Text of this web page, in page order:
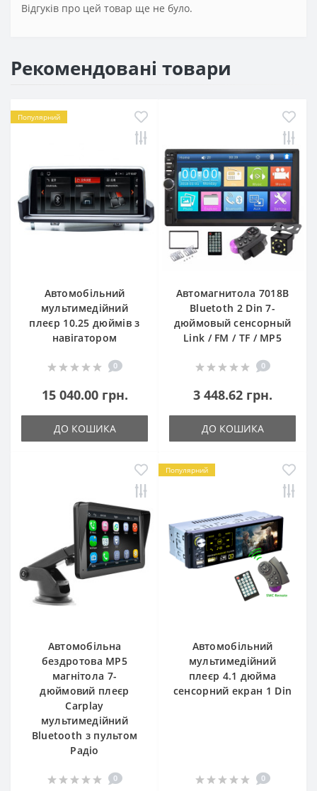
Відгуків про цей товар ще не було.
Рекомендовані товари
Популярний
Автомобільний
мультимедійний
плеєр 10.25 дюймів з
навігатором
0
15 040.00 грн.
ДО КОШИКА
Автомагнитола 7018В
Bluetoth 2 Din 7-
дюймовый сенсорный
Link / FM / TF / MP5
0
3 448.62 грн.
ДО КОШИКА
Автомобільна
бездротова MP5
магнітола 7-
дюймовий плеєр
Carplay
мультимедійний
Bluetooth з пультом
Радіо
0
Популярний
Автомобільний
мультимедійний
плеєр 4.1 дюйма
сенсорний екран 1 Din
0